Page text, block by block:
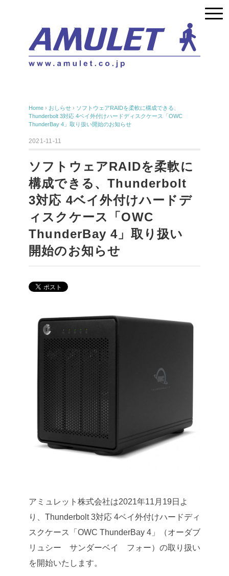
Home › おしらせ › ソフトウェアRAIDを柔軟に構成できる、
Thunderbolt 3対応 4ベイ外付けハードディスクケース「OWC
ThunderBay 4」取り扱い開始のお知らせ
2021-11-11
ソフトウェアRAIDを柔軟に
構成できる、Thunderbolt
3対応 4ベイ外付けハードデ
ィスクケース「OWC
ThunderBay 4」取り扱い
開始のお知らせ
アミュレット株式会社は2021年11月19日よ
り、Thunderbolt 3対応 4ベイ外付けハードディ
スクケース「OWC ThunderBay 4」（オーダブ
リュシー サンダーベイ フォー）の取り扱い
を開始いたします。